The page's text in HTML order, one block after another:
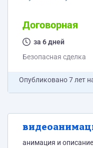
Договорная
за 6 дней
Безопасная сделка
Опубликовано7 лет
анимация и описание